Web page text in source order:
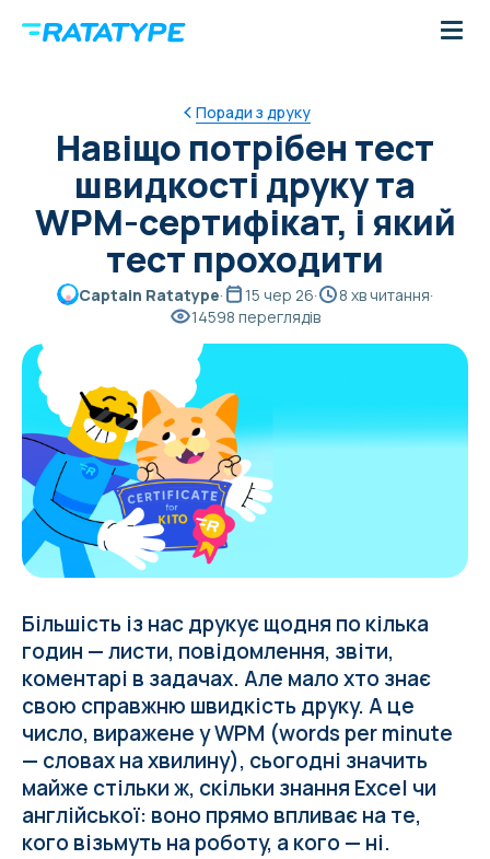
Поради з друку
Навіщо потрібен тест
швидкості друку та
WPM-сертифікат, і який
тест проходити
Captain Ratatype· 15 чер 26· 8 хв читання·
14598 переглядів
Більшість із нас друкує щодня по кілька
годин — листи, повідомлення, звіти,
коментарі в задачах. Але мало хто знає
свою справжню швидкість друку. А це
число, виражене у WPM (words per minute
— словах на хвилину), сьогодні значить
майже стільки ж, скільки знання Excel чи
англійської: воно прямо впливає на те,
кого візьмуть на роботу, а кого — ні.